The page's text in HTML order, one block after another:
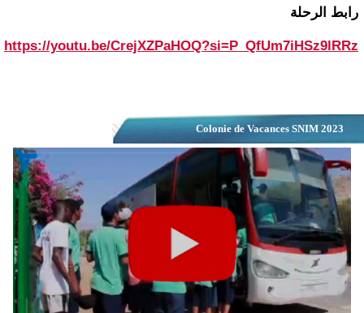
رابط الرحلة
https://youtu.be/CrejXZPaHOQ?si=P_QfUm7iHSz9lRRz
Colonie de Vacances SNIM 2023